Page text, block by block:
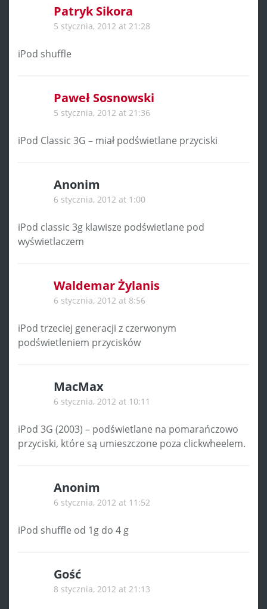
Patryk Sikora
5 stycznia, 2012 at 21:28
iPod shuffle
Paweł Sosnowski
5 stycznia, 2012 at 21:36
iPod Classic 3G – miał podświetlane przyciski
Anonim
6 stycznia, 2012 at 1:00
iPod classic 3g klawisze podświetlane pod
wyświetlaczem
Waldemar Żylanis
6 stycznia, 2012 at 8:56
iPod trzeciej generacji z czerwonym
podświetleniem przycisków
MacMax
6 stycznia, 2012 at 10:11
iPod 3G (2003) – podświetlane na pomarańczowo
przyciski, które są umieszczone poza clickwheelem.
Anonim
6 stycznia, 2012 at 11:52
iPod shuffle od 1g do 4 g
Gość
8 stycznia, 2012 at 21:13